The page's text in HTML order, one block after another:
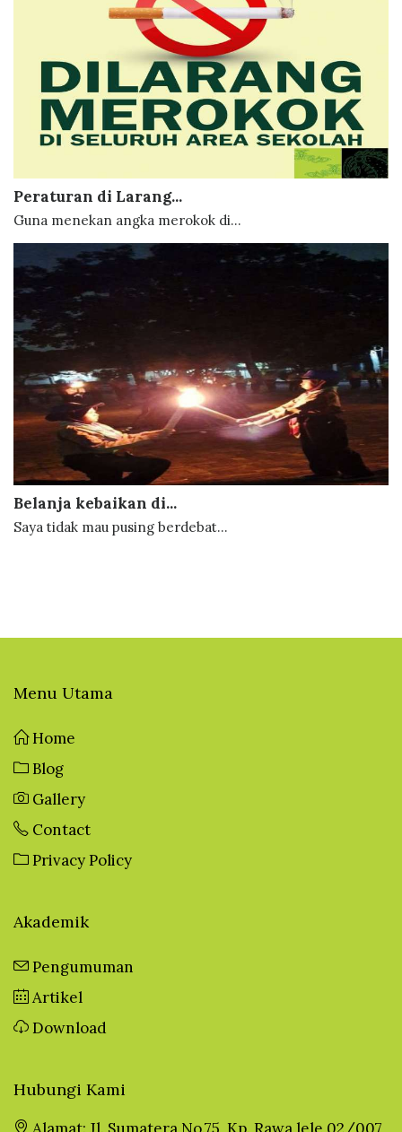
Peraturan di Larang...
Guna menekan angka merokok di...
Belanja kebaikan di...
Saya tidak mau pusing berdebat...
Menu Utama
Home
Blog
Gallery
Contact
Privacy Policy
Akademik
Pengumuman
Artikel
Download
Hubungi Kami